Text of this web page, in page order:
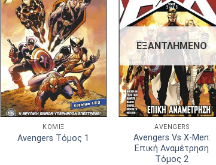
Πρόσθήκη
στην λίστα
επιθυμιών
ΚΟΜΙΞ
Avengers Τόμος 1
Πρόσθήκη
στην λίστα
επιθυμιών
ΕΞΑΝΤΛΗΜΈΝΟ
AVENGERS
Avengers Vs X-Men:
Επική Αναμέτρηση
Τόμος 2